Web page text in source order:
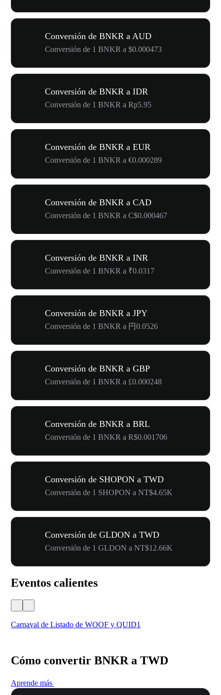
Conversión de BNKR a AUD
Conversión de 1 BNKR a $0.000473
Conversión de BNKR a IDR
Conversión de 1 BNKR a Rp5.95
Conversión de BNKR a EUR
Conversión de 1 BNKR a €0.000289
Conversión de BNKR a CAD
Conversión de 1 BNKR a C$0.000467
Conversión de BNKR a INR
Conversión de 1 BNKR a ₹0.0317
Conversión de BNKR a JPY
Conversión de 1 BNKR a 円0.0526
Conversión de BNKR a GBP
Conversión de 1 BNKR a £0.000248
Conversión de BNKR a BRL
Conversión de 1 BNKR a R$0.001706
Conversión de SHOPON a TWD
Conversión de 1 SHOPON a NT$4.65K
Conversión de GLDON a TWD
Conversión de 1 GLDON a NT$12.66K
Eventos calientes
Carnaval de Listado de WOOF y QUID1
Cómo convertir BNKR a TWD
Aprende más